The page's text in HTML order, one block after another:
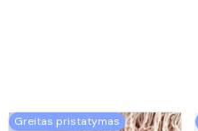
Greitas pristatymas